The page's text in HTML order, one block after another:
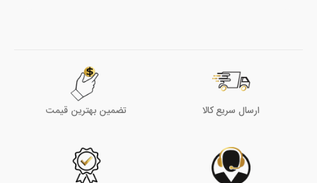
ارسال سریع کالا تضمین بهترین قیمت